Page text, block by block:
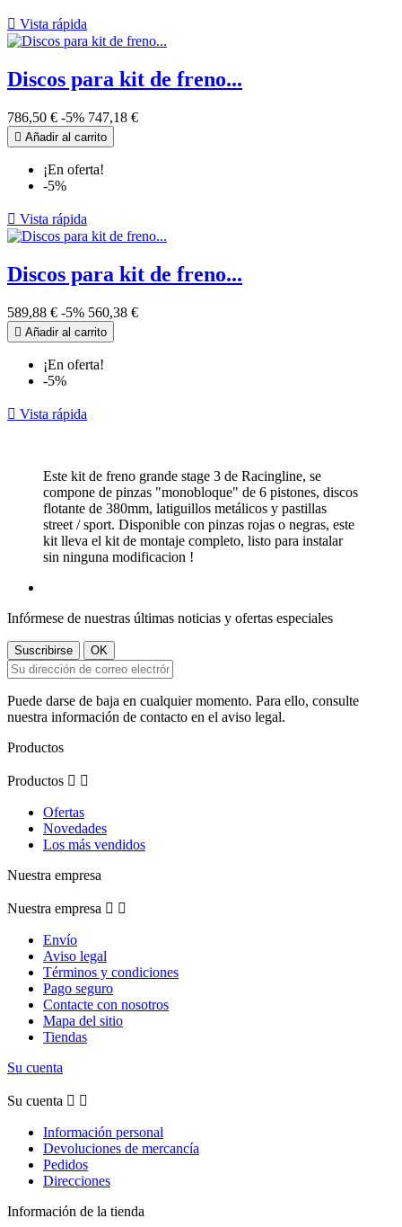
 Vista rápida
Discos para kit de freno...
786,50 € -5% 747,18 €
 Añadir al carrito
¡En oferta!
-5%
 Vista rápida
Discos para kit de freno...
589,88 € -5% 560,38 €
 Añadir al carrito
¡En oferta!
-5%
 Vista rápida
Este kit de freno grande stage 3 de Racingline, se
compone de pinzas "monobloque" de 6 pistones, discos
flotante de 380mm, latiguillos metálicos y pastillas
street / sport. Disponible con pinzas rojas o negras, este
kit lleva el kit de montaje completo, listo para instalar
sin ninguna modificacion !
Infórmese de nuestras últimas noticias y ofertas especiales
Puede darse de baja en cualquier momento. Para ello, consulte
nuestra información de contacto en el aviso legal.
Productos
Productos  
Ofertas
Novedades
Los más vendidos
Nuestra empresa
Nuestra empresa  
Envío
Aviso legal
Términos y condiciones
Pago seguro
Contacte con nosotros
Mapa del sitio
Tiendas
Su cuenta
Su cuenta  
Información personal
Devoluciones de mercancía
Pedidos
Direcciones
Información de la tienda